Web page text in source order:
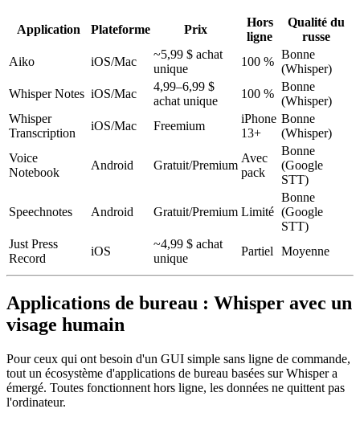
Application Plateforme Prix
Hors
ligne
Qualité du
russe
Aiko
iOS/Mac
~5,99 $ achat
unique
100 %
Bonne
(Whisper)
Whisper Notes iOS/Mac
4,99–6,99 $
achat unique
100 %
Bonne
(Whisper)
Whisper
Transcription
iOS/Mac Freemium
iPhone
13+
Bonne
(Whisper)
Voice
Notebook
Android Gratuit/Premium
Avec
pack
Bonne
(Google
STT)
Speechnotes Android Gratuit/Premium Limité
Bonne
(Google
STT)
Just Press
Record
iOS
~4,99 $ achat
unique
Partiel Moyenne
Applications de bureau : Whisper avec un
visage humain
Pour ceux qui ont besoin d'un GUI simple sans ligne de commande,
tout un écosystème d'applications de bureau basées sur Whisper a
émergé. Toutes fonctionnent hors ligne, les données ne quittent pas
l'ordinateur.